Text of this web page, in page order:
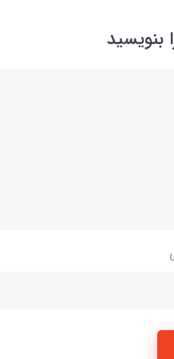
بنویسید